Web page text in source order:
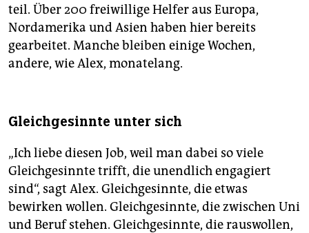
teil. Über 200 freiwillige Helfer aus Europa,
Nordamerika und Asien haben hier bereits
gearbeitet. Manche bleiben einige Wochen,
andere, wie Alex, monatelang.
Gleichgesinnte unter sich
„Ich liebe diesen Job, weil man dabei so viele
Gleichgesinnte trifft, die unendlich engagiert
sind“, sagt Alex. Gleichgesinnte, die etwas
bewirken wollen. Gleichgesinnte, die zwischen Uni
und Beruf stehen. Gleichgesinnte, die rauswollen,